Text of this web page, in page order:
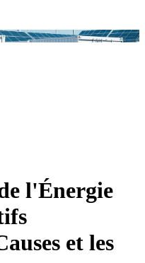
l'Énergie
et les